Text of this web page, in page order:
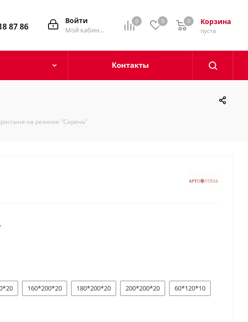
0 0 Корзина
0
пуста
0
Войти
Мой кабинет
87 86
Контакты
на резинке "Сирень"
160*200*20 180*200*20 200*200*20 60*120*10